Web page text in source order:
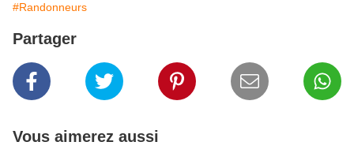
#Randonneurs
Partager
Vous aimerez aussi